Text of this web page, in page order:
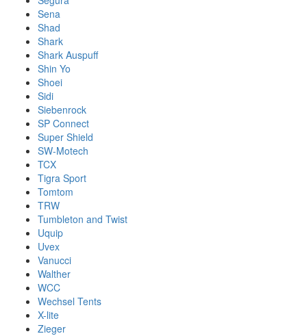
Sena
Shad
Shark
Shark Auspuff
Shin Yo
Shoei
Sidi
Siebenrock
SP Connect
Super Shield
SW-Motech
TCX
Tigra Sport
Tomtom
TRW
Tumbleton and Twist
Uquip
Uvex
Vanucci
Walther
WCC
Wechsel Tents
X-lite
Zieger